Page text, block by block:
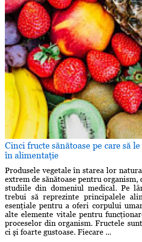
Cinci fructe sănătoase pe care să
în alimentaţie
Produsele vegetale în starea lor
extrem de sănătoase pentru organism,
studiile din domeniul medical. Pe
trebui să reprezinte principalele
esenţiale pentru a oferi corpului
alte elemente vitale pentru
proceselor din organism. Fructele
ci şi foarte gustoase. Fiecare ...